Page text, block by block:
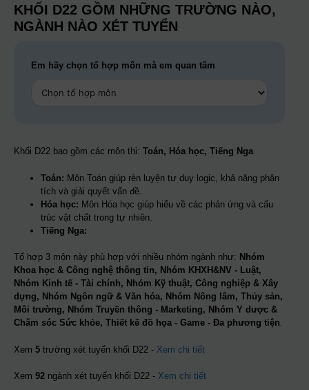
KHỐI D22 GỒM NHỮNG TRƯỜNG NÀO,
NGÀNH NÀO XÉT TUYỂN
Em hãy chọn tổ hợp môn mà em quan tâm
Khối D22 bao gồm các môn thi: Toán, Hóa học, Tiếng Nga
Toán: Môn Toán giúp rèn luyện tư duy logic, khả năng phân
tích và giải quyết vấn đề.
Hóa học: Môn Hóa học giúp hiểu về các phản ứng và cấu
trúc vật chất trong tự nhiên.
Tiếng Nga:
Tổ hợp 3 môn này phù hợp với nhiều nhóm ngành như: Nhóm
Khoa học & Công nghệ thông tin, Nhóm KHXH&NV - Luật,
Nhóm Kinh tế - Tài chính, Nhóm Kỹ thuật, Công nghiệp & Xây
dựng, Nhóm Ngôn ngữ & Văn hóa, Nhóm Nông lâm, Thủy sản,
Môi trường, Nhóm Truyền thông - Marketing, Nhóm Y dược &
Chăm sóc Sức khỏe, Thiết kế đồ họa - Game - Đa phương tiện.
Xem 5 trường xét tuyển khối D22 - Xem chi tiết
Xem 92 ngành xét tuyển khối D22 - Xem chi tiết